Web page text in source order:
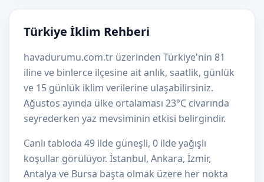
Türkiye İklim Rehberi
havadurumu.com.tr üzerinden Türkiye'nin 81
iline ve binlerce ilçesine ait anlık, saatlik, günlük
ve 15 günlük iklim verilerine ulaşabilirsiniz.
Ağustos ayında ülke ortalaması 23°C civarında
seyrederken yaz mevsiminin etkisi belirgindir.
Canlı tabloda 49 ilde güneşli, 0 ilde yağışlı
koşullar görülüyor. İstanbul, Ankara, İzmir,
Antalya ve Bursa başta olmak üzere her nokta